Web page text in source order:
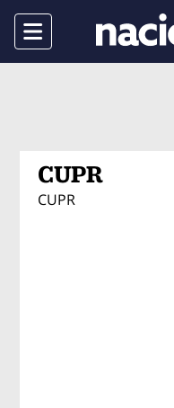
Menu
CUPR
CUPR